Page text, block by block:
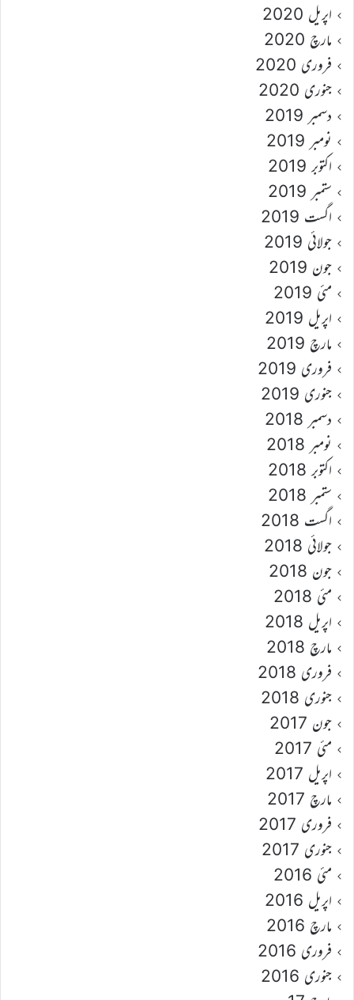
اپریل 2020
مارچ 2020
فروری 2020
جنوری 2020
دسمبر 2019
نومبر 2019
اکتوبر 2019
ستمبر 2019
اگست 2019
جولائی 2019
جون 2019
مئی 2019
اپریل 2019
مارچ 2019
فروری 2019
جنوری 2019
دسمبر 2018
نومبر 2018
اکتوبر 2018
ستمبر 2018
اگست 2018
جولائی 2018
جون 2018
مئی 2018
اپریل 2018
مارچ 2018
فروری 2018
جنوری 2018
جون 2017
مئی 2017
اپریل 2017
مارچ 2017
فروری 2017
جنوری 2017
مئی 2016
اپریل 2016
مارچ 2016
فروری 2016
جنوری 2016